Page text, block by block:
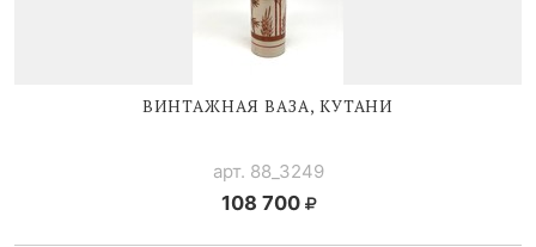
ВИНТАЖНАЯ ВАЗА, КУТАНИ
арт. 88_3249
108 700